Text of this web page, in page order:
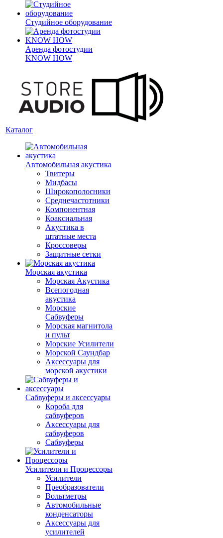
Студийное оборудование
Аренда фотостудии
KNOW HOW
Каталог
Автомобильная акустика
Твитеры
Мидбасы
Широкополосники
Среднечастотники
Компонентная
Коаксиальная
Акустика в
штатные места
Кроссоверы
Защитные сетки
Морская акустика
Морская Акустика
Всепогодная
акустика
Морские
Сабвуферы
Морская магнитола
и пульт
Морские Усилители
Морской Cаундбар
Аксессуары для
морской акустики
Сабвуферы и аксессуары
Короба для
сабвуферов
Аксессуары для
сабвуферов
Сабвуферы
Усилители и Процессоры
Усилители
Преобразователи
Вольтметры
Автомобильные
конденсаторы
Аксессуары для
усилителей